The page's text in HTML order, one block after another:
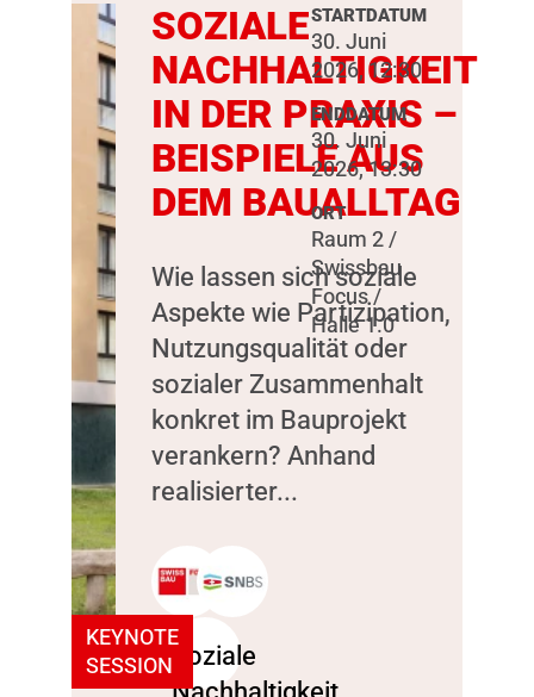
KEYNOTE
SESSION
SOZIALE
NACHHALTIGKEIT
IN DER PRAXIS –
BEISPIELE AUS
DEM BAUALLTAG
Wie lassen sich soziale
Aspekte wie Partizipation,
Nutzungsqualität oder
sozialer Zusammenhalt
konkret im Bauprojekt
verankern? Anhand
realisierter...
STARTDATUM
30. Juni
2026, 12:30
ENDDATUM
30. Juni
2026, 13:30
ORT
Raum 2 /
Swissbau
Focus /
Halle 1.0